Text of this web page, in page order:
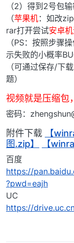
（2）得到2号包
（苹果机：如改
rar打开尝试安卓
（PS：按照步骤
示失败的小概率
（可通过保存/下
题）
视频就是压缩包
密码：
附件下载
【
图.zip】
【
百度
https://
?pwd=eajh
UC
https://